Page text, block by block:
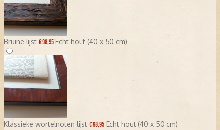
Bruine lijst € 98,95 Echt hout (40 x 50 cm)
Klassieke wortelnoten lijst € 98,95 Echt hout (40 x 50 cm)